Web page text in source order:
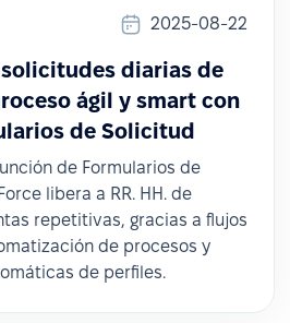
2025-08-22
diarias de
ágil y smart con
de Solicitud
de Formularios de
libera a RR. HH. de
repetitivas, gracias a flujos
de procesos y
de perfiles.